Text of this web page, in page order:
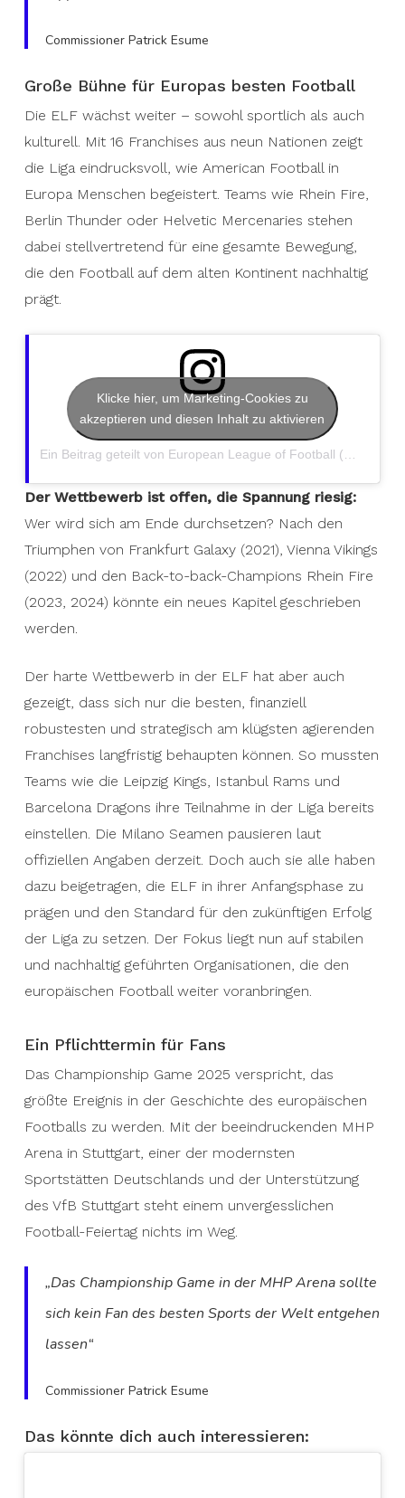
Commissioner Patrick Esume
Große Bühne für Europas besten Football
Die ELF wächst weiter – sowohl sportlich als auch
kulturell. Mit 16 Franchises aus neun Nationen zeigt
die Liga eindrucksvoll, wie American Football in
Europa Menschen begeistert. Teams wie Rhein Fire,
Berlin Thunder oder Helvetic Mercenaries stehen
dabei stellvertretend für eine gesamte Bewegung,
die den Football auf dem alten Kontinent nachhaltig
prägt.
Klicke hier, um Marketing-Cookies zu
akzeptieren und diesen Inhalt zu aktivieren
Der Wettbewerb ist offen, die Spannung riesig:
Wer wird sich am Ende durchsetzen? Nach den
Triumphen von Frankfurt Galaxy (2021), Vienna Vikings
(2022) und den Back-to-back-Champions Rhein Fire
(2023, 2024) könnte ein neues Kapitel geschrieben
werden.
Der harte Wettbewerb in der ELF hat aber auch
gezeigt, dass sich nur die besten, finanziell
robustesten und strategisch am klügsten agierenden
Franchises langfristig behaupten können. So mussten
Teams wie die Leipzig Kings, Istanbul Rams und
Barcelona Dragons ihre Teilnahme in der Liga bereits
einstellen. Die Milano Seamen pausieren laut
offiziellen Angaben derzeit. Doch auch sie alle haben
dazu beigetragen, die ELF in ihrer Anfangsphase zu
prägen und den Standard für den zukünftigen Erfolg
der Liga zu setzen. Der Fokus liegt nun auf stabilen
und nachhaltig geführten Organisationen, die den
europäischen Football weiter voranbringen.
Ein Pflichttermin für Fans
Das Championship Game 2025 verspricht, das
größte Ereignis in der Geschichte des europäischen
Footballs zu werden. Mit der beeindruckenden MHP
Arena in Stuttgart, einer der modernsten
Sportstätten Deutschlands und der Unterstützung
des VfB Stuttgart steht einem unvergesslichen
Football-Feiertag nichts im Weg.
„Das Championship Game in der MHP Arena sollte
sich kein Fan des besten Sports der Welt entgehen
lassen“
Commissioner Patrick Esume
Das könnte dich auch interessieren: